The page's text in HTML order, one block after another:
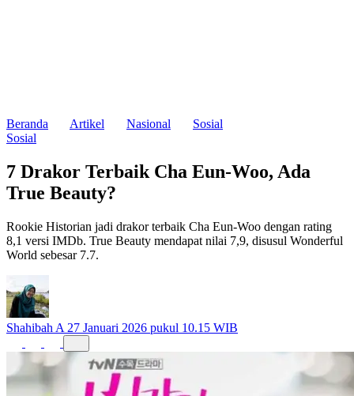
Beranda Artikel Nasional
Sosial
Sosial
7 Drakor Terbaik Cha Eun-Woo, Ada
True Beauty?
Rookie Historian jadi drakor terbaik Cha Eun-Woo dengan rating
8,1 versi IMDb. True Beauty mendapat nilai 7,9, disusul Wonderful
World sebesar 7.7.
Shahibah A 27 Januari 2026 pukul 10.15 WIB